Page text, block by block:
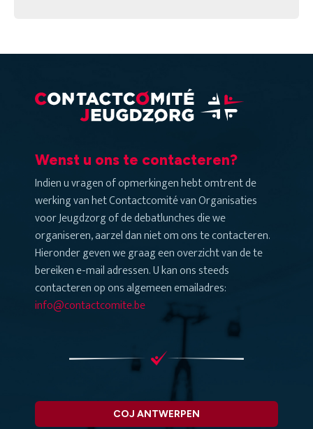
Wenst u ons te contacteren?
Indien u vragen of opmerkingen hebt omtrent de
werking van het Contactcomité van Organisaties
voor Jeugdzorg of de debatlunches die we
organiseren, aarzel dan niet om ons te contacteren.
Hieronder geven we graag een overzicht van de te
bereiken e-mail adressen. U kan ons steeds
contacteren op ons algemeen emailadres:
info@contactcomite.be
COJ ANTWERPEN